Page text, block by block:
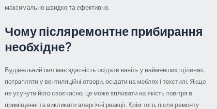
максимально швидко та ефективно.
Чому післяремонтне прибирання
необхідне?
Будівельний пил має здатність осідати навіть у найменших щілинах,
потрапляти у вентиляційні отвори, осідати на меблях і текстилі. Якщо
не усунути його своєчасно, це може впливати на якість повітря в
приміщенні та викликати алергічні реакції. Крім того, після ремонту